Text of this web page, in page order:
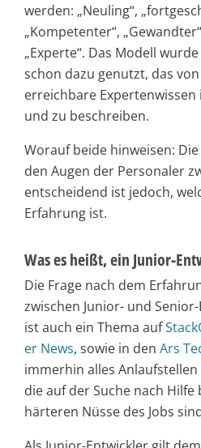
werden: „Neuling“,
„Kompetenter“,
„Experte“. Das Modell
schon dazu genutzt, das
erreichbare
und zu beschreiben.
Worauf beide hinweisen:
den Augen der Personaler
entscheidend ist jedoch,
Erfahrung ist.
Was es heißt, ein Junior-
Die Frage nach dem
zwischen Junior- und
ist auch ein Thema auf
er News, sowie in den Ars
immerhin alles
die auf der Suche nach Hilfe
härteren Nüsse des Jobs